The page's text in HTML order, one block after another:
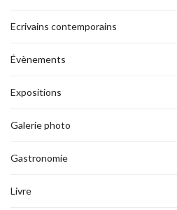
Ecrivains contemporains
Évènements
Expositions
Galerie photo
Gastronomie
Livre